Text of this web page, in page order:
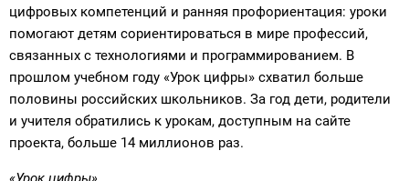
цифровых компетенций и ранняя профориентация: уроки
помогают детям сориентироваться в мире профессий,
связанных с технологиями и программированием. В
прошлом учебном году «Урок цифры» схватил больше
половины российских школьников. За год дети, родители
и учителя обратились к урокам, доступным на сайте
проекта, больше 14 миллионов раз.